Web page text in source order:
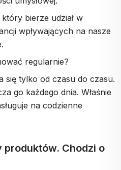
bierze udział w
wpływających na nasze
regularnie?
się tylko od czasu do czasu.
go każdego dnia. Właśnie
na codzienne
Chodzi o